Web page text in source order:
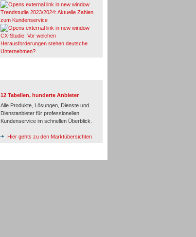
Trendstudie 2023/2024: Aktuelle Zahlen
zum Kundenservice
CX-Studie: Vor welchen
Herausforderungen stehen deutsche
Unternehmen?
12 Tabellen, hunderte Anbieter
Alle Produkte, Lösungen, Dienste und
Dienstanbieter für professionellen
Kundenservice im schnellen Überblick.
Hier gehts zu den Marktübersichten